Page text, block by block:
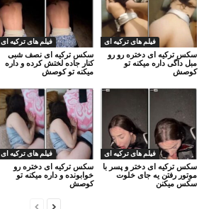
فیلم های ترکیه ای
سکس ترکیه ای نصف شبی
کنار جاده لختش کرده و داره
میکنه تو کوصش
فیلم های ترکیه ای
سکس ترکیه ای دختره رو رو
مبل داگی داره میکنه تو
کوصش
فیلم های ترکیه ای
سکس ترکیه ای دختره رو
خوابونده و داره میکنه تو
کوصش
فیلم های ترکیه ای
سکس ترکیه ای دختر و پسر با
موتور رفتن یه جای خلوت
سکس میکنن